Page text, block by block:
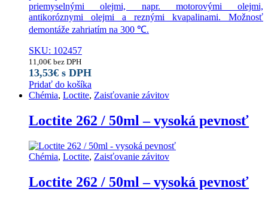
priemyselnými olejmi, napr. motorovými olejmi,
antikoróznymi olejmi a reznými kvapalinami. Možnosť
demontáže zahriatím na 300 ℃.
SKU: 102457
11,00€ bez DPH
13,53€ s DPH
Pridať do košíka
Chémia, Loctite, Zaisťovanie závitov
Loctite 262 / 50ml – vysoká pevnosť
Chémia, Loctite, Zaisťovanie závitov
Loctite 262 / 50ml – vysoká pevnosť